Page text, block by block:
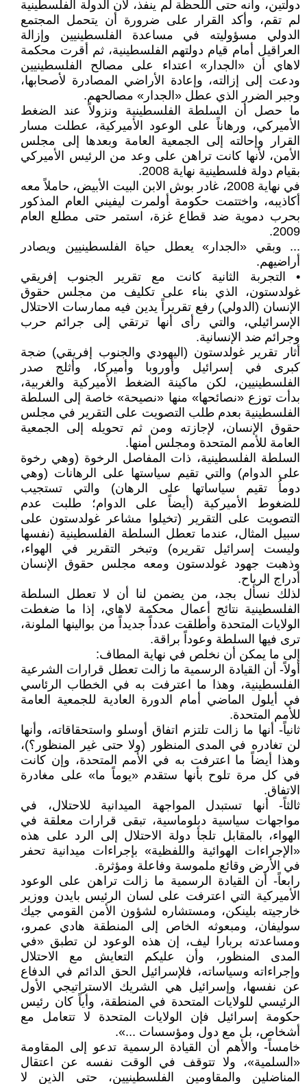
دولتين، وأنه حتى اللحظة لم ينفذ، لأن الدولة الفلسطينية
لم تقم، وأكد القرار على ضرورة أن يتحمل المجتمع
الدولي مسؤوليته في مساعدة الفلسطينيين وإزالة
العراقيل أمام قيام دولتهم الفلسطينية، ثم أقرت محكمة
لاهاي أن «الجدار» اعتداء على مصالح الفلسطينيين
ودعت إلى إزالته، وإعادة الأراضي المصادرة لأصحابها،
وجبر الضرر الذي عطل «الجدار» مصالحهم.
ما حصل أن السلطة الفلسطينية ونزولاً عند الضغط
الأميركي، ورهاناً على الوعود الأميركية، عطلت مسار
القرار وإحالته إلى الجمعية العامة وبعدها إلى مجلس
الأمن، لأنها كانت تراهن على وعد من الرئيس الأميركي
بقيام دولة فلسطينية نهاية 2008.
في نهاية 2008، غادر بوش الابن البيت الأبيض، حاملاً معه
أكاذيبه، واختتمت حكومة أولمرت ليفيني العام المذكور
بحرب دموية ضد قطاع غزة، استمر حتى مطلع العام
2009.
... وبقي «الجدار» يعطل حياة الفلسطينيين ويصادر
أراضيهم.
• التجربة الثانية كانت مع تقرير الجنوب إفريقي
غولدستون، الذي بناء على تكليف من مجلس حقوق
الإنسان (الدولي) رفع تقريراً يدين فيه ممارسات الاحتلال
الإسرائيلي، والتي رأى أنها ترتقي إلى جرائم حرب
وجرائم ضد الإنسانية.
أثار تقرير غولدستون (اليهودي والجنوب إفريقي) ضجة
كبرى في إسرائيل وأوروبا وأميركا، وأثلج صدر
الفلسطينيين، لكن ماكينة الضغط الأميركية والغربية،
بدأت توزع «نصائحها» منها «نصيحة» خاصة إلى السلطة
الفلسطينية بعدم طلب التصويت على التقرير في مجلس
حقوق الإنسان، لإجازته ومن ثم تحويله إلى الجمعية
العامة للأمم المتحدة ومجلس أمنها.
السلطة الفلسطينية، ذات المفاصل الرخوة (وهي رخوة
على الدوام) والتي تقيم سياستها على الرهانات (وهي
دوماُ تقيم سياساتها على الرهان) والتي تستجيب
للضغوط الأميركية (أيضاً على الدوام؛ طلبت عدم
التصويت على التقرير (تخيلوا مشاعر غولدستون على
سبيل المثال، عندما تعطل السلطة الفلسطينية (نفسها
وليست إسرائيل تقريره) وتبخر التقرير في الهواء،
وذهبت جهود غولدستون ومعه مجلس حقوق الإنسان
أدراج الرياح.
لذلك نسأل بجد، من يضمن لنا أن لا تعطل السلطة
الفلسطينية نتائج أعمال محكمة لاهاي، إذا ما ضغطت
الولايات المتحدة وأطلقت عدداً جديداً من بوالينها الملونة،
ترى فيها السلطة وعوداً براقة.
إلى ما يمكن أن نخلص في نهاية المطاف:
أولاً- أن القيادة الرسمية ما زالت تعطل قرارات الشرعية
الفلسطينية، وهذا ما اعترفت به في الخطاب الرئاسي
في أيلول الماضي أمام الدورة العادية للجمعية العامة
للأمم المتحدة.
ثانياً- أنها ما زالت تلتزم اتفاق أوسلو واستحقاقاته، وأنها
لن تغادره في المدى المنظور (ولا حتى غير المنظور؟)،
وهذا أيضاً ما اعترفت به في الأمم المتحدة، وإن كانت
في كل مرة تلوح بأنها ستقدم «يوماً ما» على مغادرة
الاتفاق.
ثالثاً- أنها تستبدل المواجهة الميدانية للاحتلال، في
مواجهات سياسية دبلوماسية، تبقى قرارات معلقة في
الهواء، بالمقابل تلجأ دولة الاحتلال إلى الرد على هذه
«الإجراءات الهوائية واللفظية» بإجراءات ميدانية تحفر
في الأرض وقائع ملموسة وفاعلة ومؤثرة.
رابعاً- أن القيادة الرسمية ما زالت تراهن على الوعود
الأميركية التي اعترفت على لسان الرئيس بايدن ووزير
خارجيته بلينكن، ومستشاره لشؤون الأمن القومي جيك
سوليفان، ومبعوثه الخاص إلى المنطقة هادي عمرو،
ومساعدته بربارا ليف، إن هذه الوعود لن تطبق «في
المدى المنظور، وأن عليكم التعايش مع الاحتلال
وإجراءاته وسياساته، فلإسرائيل الحق الدائم في الدفاع
عن نفسها، وإسرائيل هي الشريك الاستراتيجي الأول
الرئيسي للولايات المتحدة في المنطقة، وأياً كان رئيس
حكومة إسرائيل فإن الولايات المتحدة لا تتعامل مع
أشخاص، بل مع دول ومؤسسات ...».
خامساً- والأهم أن القيادة الرسمية تدعو إلى المقاومة
«السلمية»، ولا تتوقف في الوقت نفسه عن اعتقال
المناضلين والمقاومين الفلسطينيين، حتى الذين لا